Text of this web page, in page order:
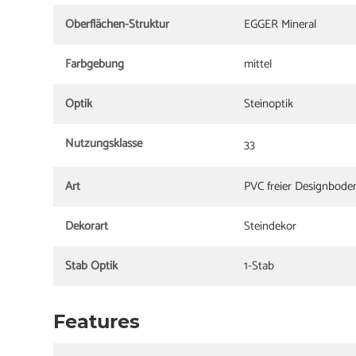
Oberflächen-Struktur
EGGER Mineral
Farbgebung
mittel
Optik
Steinoptik
Nutzungsklasse
33
Art
PVC freier
Dekorart
Steindekor
Stab Optik
1-Stab
Features